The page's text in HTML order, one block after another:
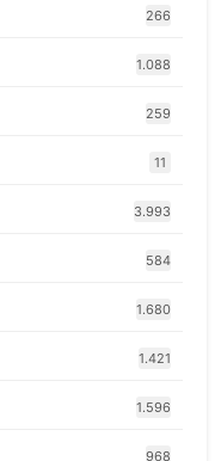
266
1.088
259
11
3.993
584
1.680
1.421
1.596
968